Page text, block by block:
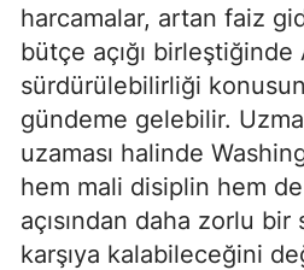
harcamalar, artan faiz
bütçe açığı birleştiğinde
sürdürülebilirliği
gündeme gelebilir.
uzaması halinde
hem mali disiplin hem
açısından daha zorlu bir
karşıya kalabileceğini